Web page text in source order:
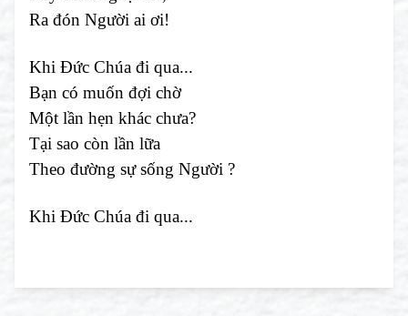
Ra đón Người ai ơi!
Khi Đức Chúa đi qua...
Bạn có muốn đợi chờ
Một lần hẹn khác chưa?
Tại sao còn lần lữa
Theo đường sự sống Người ?
Khi Đức Chúa đi qua...